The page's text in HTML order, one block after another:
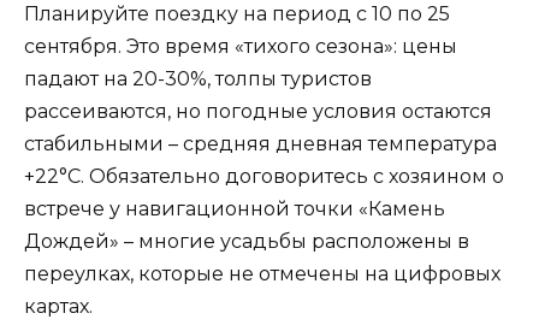
Планируйте поездку на период с 10 по 25
сентября. Это время «тихого сезона»: цены
падают на 20-30%, толпы туристов
рассеиваются, но погодные условия остаются
стабильными – средняя дневная температура
+22°C. Обязательно договоритесь с хозяином о
встрече у навигационной точки «Камень
Дождей» – многие усадьбы расположены в
переулках, которые не отмечены на цифровых
картах.